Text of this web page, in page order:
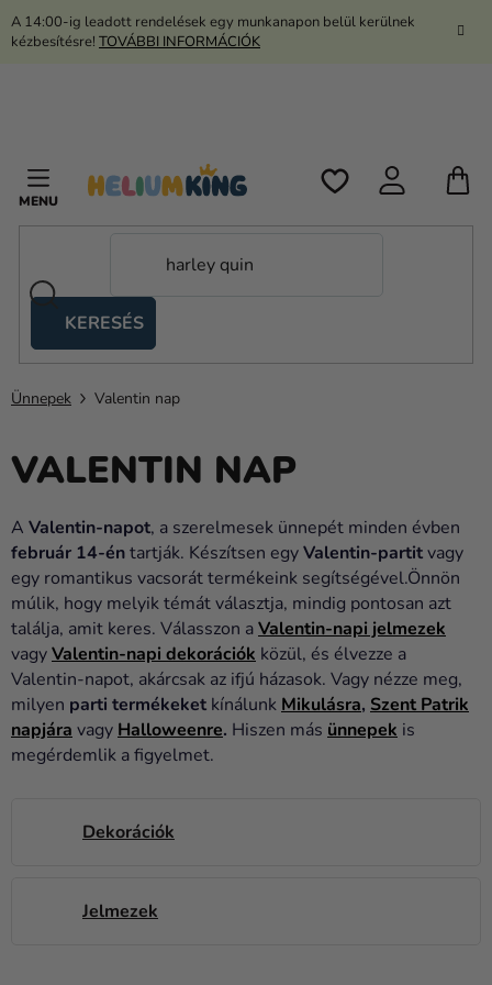
Ugrás
A 14:00-ig leadott rendelések egy munkanapon belül kerülnek
kézbesítésre! TOVÁBBI INFORMÁCIÓK
KERESÉS
sátrak
Kanekalon
Hélium
és
Esküvő
Party
Dekoráció
és
kiegészítők
Jelmezek
Sütés
Ajándékok
Ünnepek Valentin nap
VALENTIN NAP
A Valentin-napot, a szerelmesek ünnepét minden évben
február 14-éntartják. Készítsen egyValentin-partitvagy
egy romantikus vacsorát termékeink segítségével.Önnön
múlik, hogy melyik témát választja, mindig pontosan azt
találja, amit keres. Válasszon aValentin-napi jelmezek
vagyValentin-napi dekorációk közül, és élvezze a
Valentin-napot, akárcsak az ifjú házasok. Vagy nézze meg,
milyen parti termékeket kínálunk Mikulásra, Szent Patrik
napjára vagy Halloweenre. Hiszen más ünnepek is
megérdemlik a figyelmet.
Dekorációk
Jelmezek